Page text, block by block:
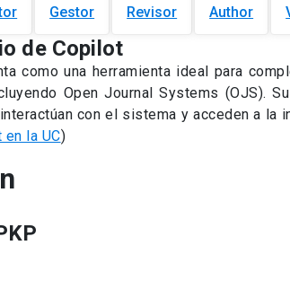
Gestor Revisor Author
de Copilot
como una herramienta ideal para
Open Journal Systems (OJS).
con el sistema y acceden a la
la UC)